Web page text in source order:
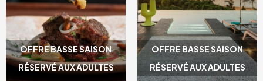
OFFRE BASSE SAISON
RÉSERVÉ AUX ADULTES
OFFRE BASSE SAISON
RÉSERVÉ AUX ADULTES